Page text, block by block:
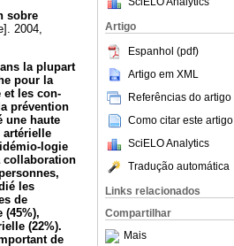
Artigo
Espanhol (pdf)
Artigo em XML
Referências do artigo
Como citar este artigo
SciELO Analytics
Tradução automática
Links relacionados
Compartilhar
Mais
sobre
2004,
la plupart
pour la
et les con-
prévention
une haute
artérielle
logie
collaboration
les
de
(45%),
(22%).
de